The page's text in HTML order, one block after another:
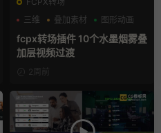
三维
叠加素材 图形动画
fcpx转场插件 10个水墨烟雾叠
加层视频过渡
2周前